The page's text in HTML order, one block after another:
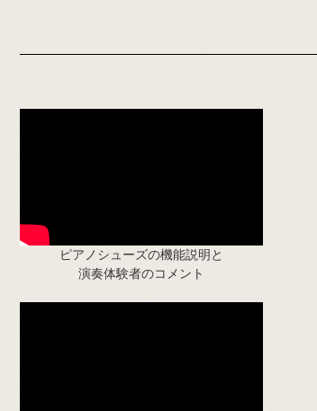
ピアノシューズの機能説明と
演奏体験者のコメント